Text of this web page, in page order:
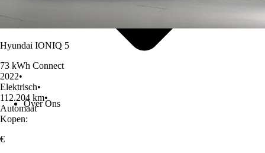
Over Ons
Hyundai IONIQ 5
73 kWh Connect
2022•
Elektrisch•
112.204 km•
Automaat
Kopen:
€